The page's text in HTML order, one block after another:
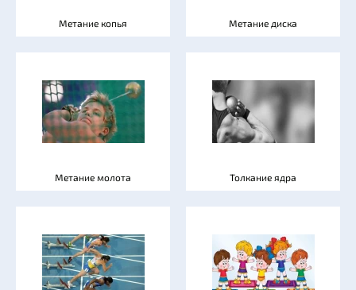
Метание копья Метание диска
Метание молота Толкание ядра